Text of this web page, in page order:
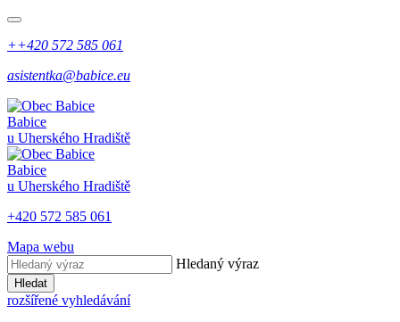
++420 572 585 061
asistentka@babice.eu
Babice
u Uherského Hradiště
Babice
u Uherského Hradiště
+420 572 585 061
Mapa webu
Hledaný výraz
Hledat
rozšířené vyhledávání